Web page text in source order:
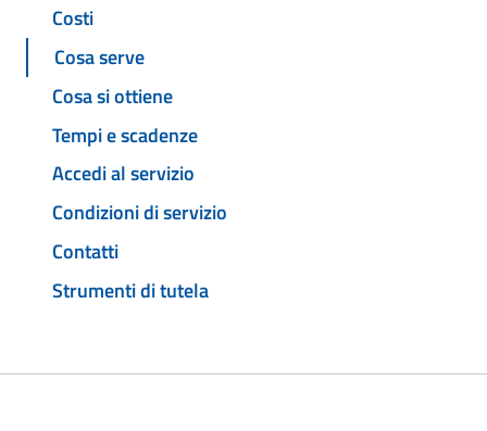
Costi
Cosa serve
Cosa si ottiene
Tempi e scadenze
Accedi al servizio
Condizioni di servizio
Contatti
Strumenti di tutela